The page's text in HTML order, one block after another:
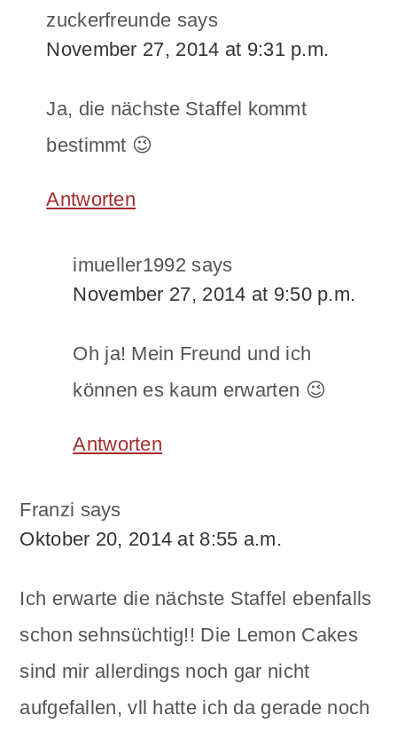
zuckerfreunde says
November 27, 2014 at 9:31 p.m.
Ja, die nächste Staffel kommt
bestimmt 😉
Antworten
imueller1992 says
November 27, 2014 at 9:50 p.m.
Oh ja! Mein Freund und ich
können es kaum erwarten 😉
Antworten
Franzi says
Oktober 20, 2014 at 8:55 a.m.
Ich erwarte die nächste Staffel ebenfalls
schon sehnsüchtig!! Die Lemon Cakes
sind mir allerdings noch gar nicht
aufgefallen, vll hatte ich da gerade noch